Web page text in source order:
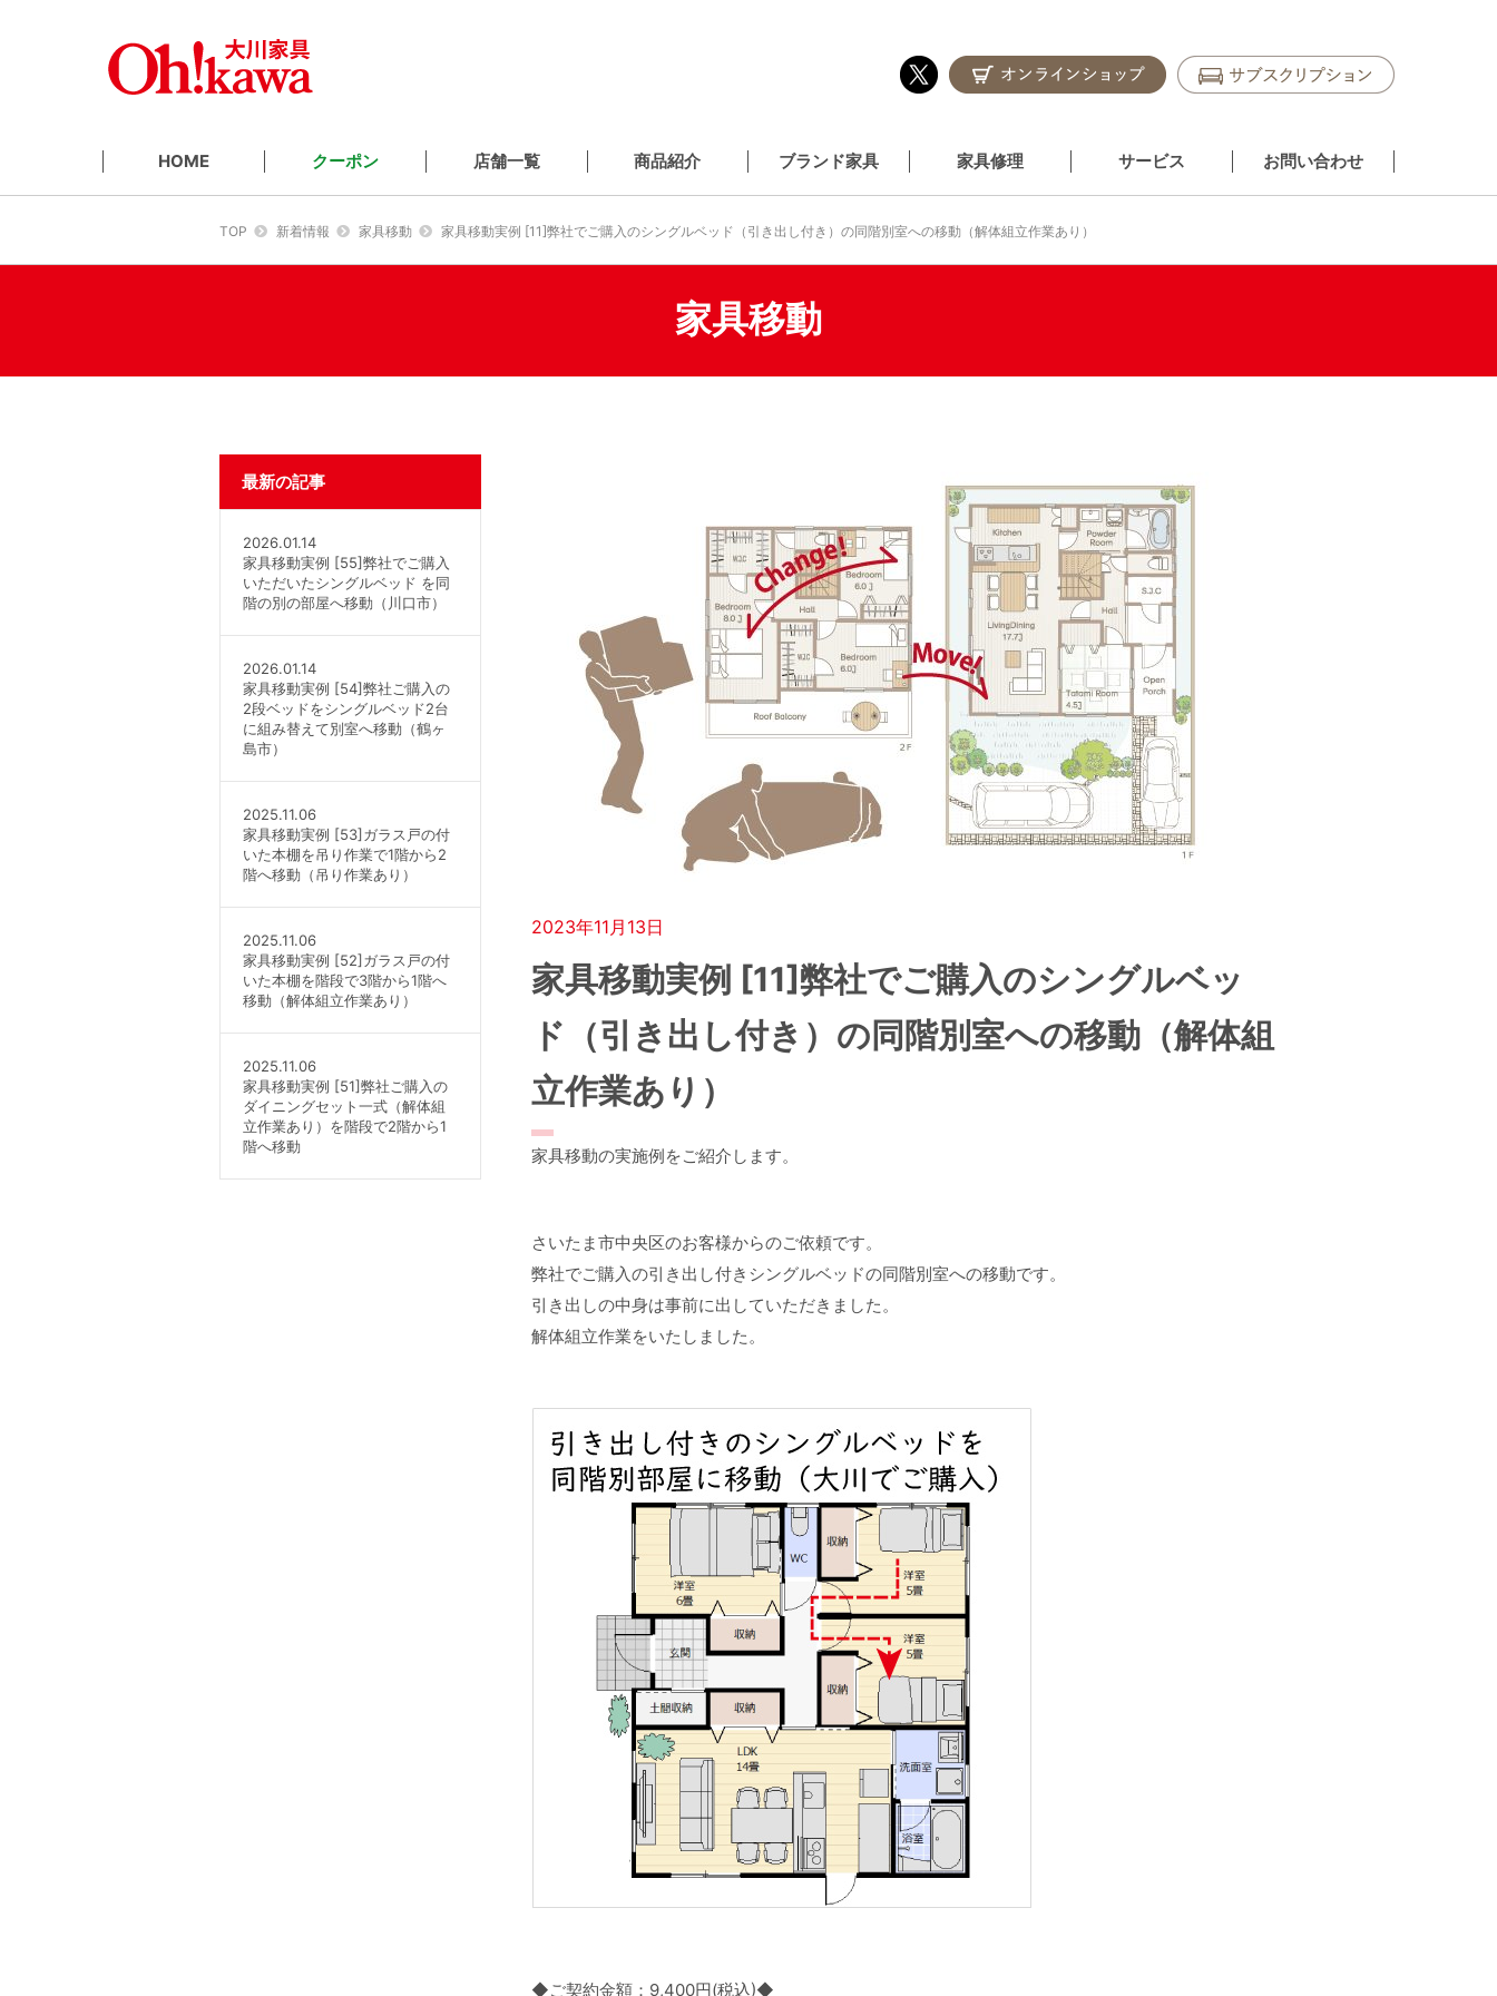
HOME クーポン 店舗一覧 商品紹介 ブランド家具 家具修理 サービス お問い合わせ
TOP 新着情報 家具移動 家具移動実例 [11]弊社でご購入のシングルベッド（引き出し付き）の同階別室への移動（解体組立作業あり）
家具移動
2023年11月13日
家具移動実例 [11]弊社でご購入のシングルベッ
ド（引き出し付き）の同階別室への移動（解体組
立作業あり）
家具移動の実施例をご紹介します。
さいたま市中央区のお客様からのご依頼です。
弊社でご購入の引き出し付きシングルベッドの同階別室への移動です。
引き出しの中身は事前に出していただきました。
解体組立作業をいたしました。
◆ご契約金額：9,400円(税込)◆
最新の記事
2026.01.14
家具移動実例 [55]弊社でご購入
いただいたシングルベッド を同
階の別の部屋へ移動（川口市）
2026.01.14
家具移動実例 [54]弊社ご購入の
2段ベッドをシングルベッド2台
に組み替えて別室へ移動（鶴ヶ
島市）
2025.11.06
家具移動実例 [53]ガラス戸の付
いた本棚を吊り作業で1階から2
階へ移動（吊り作業あり）
2025.11.06
家具移動実例 [52]ガラス戸の付
いた本棚を階段で3階から1階へ
移動（解体組立作業あり）
2025.11.06
家具移動実例 [51]弊社ご購入の
ダイニングセット一式（解体組
立作業あり）を階段で2階から1
階へ移動